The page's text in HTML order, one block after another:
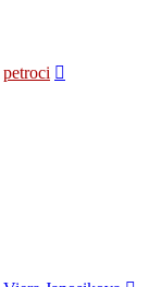
petroci